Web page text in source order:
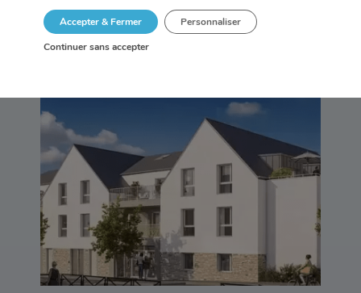
LIBERTY – VANNES (56)
Accepter & Fermer
Continuer sans accepter
Personnaliser